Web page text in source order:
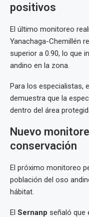
positivos
El último monitoreo
Yanachaga-Chemillén
superior a 0.90, lo que
andino en la zona.
Para los especialistas,
demuestra que la
dentro del área
Nuevo
conservación
El próximo monitoreo
población del oso
hábitat.
El Sernanp señaló que